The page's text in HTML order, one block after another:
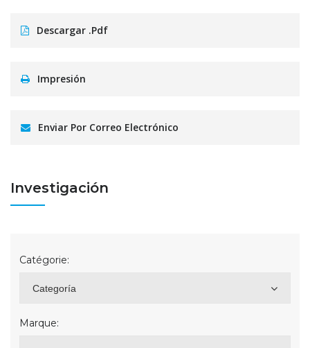
Descargar .pdf
Impresión
Enviar Por Correo Electrónico
Investigación
Catégorie:
Categoría
Marque: